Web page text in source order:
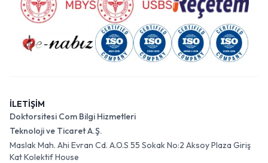
İLETİŞİM
Doktorsitesi Com Bilgi Hizmetleri
Teknoloji ve Ticaret A.Ş.
Maslak Mah. Ahi Evran Cd. A.O.S 55 Sokak No:2 Aksoy Plaza Giriş
Kat Kolektif House